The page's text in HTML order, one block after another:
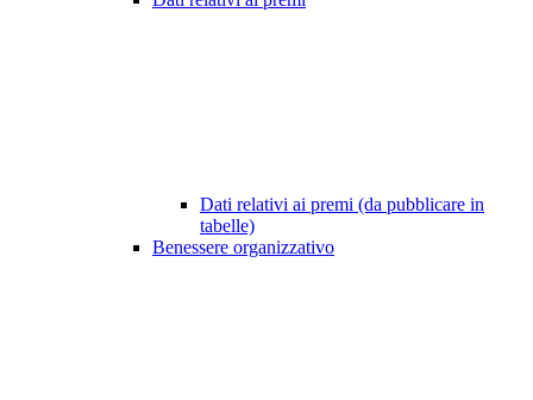
Dati relativi ai premi (da pubblicare in
tabelle)
Benessere organizzativo